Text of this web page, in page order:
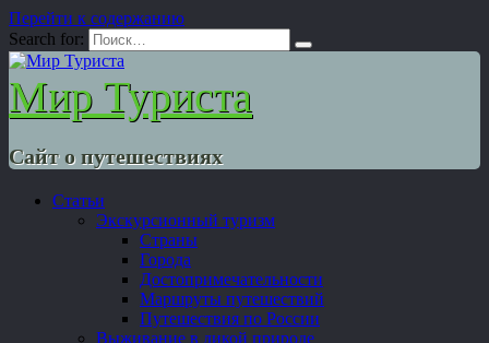
Перейти к содержанию
Search for:
Мир Туриста
Сайт о путешествиях
Статьи
Экскурсионный туризм
Страны
Города
Достопримечательности
Маршруты путешествий
Путешествия по России
Выживание в дикой природе